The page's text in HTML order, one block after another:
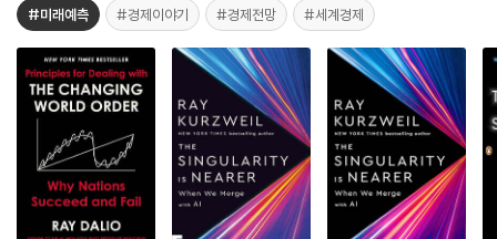
#미래예측 #경제이야기 #경제전망 #세계경제